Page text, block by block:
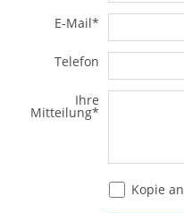
E-Mail*
Telefon
Ihre
Mitteilung*
Kopie